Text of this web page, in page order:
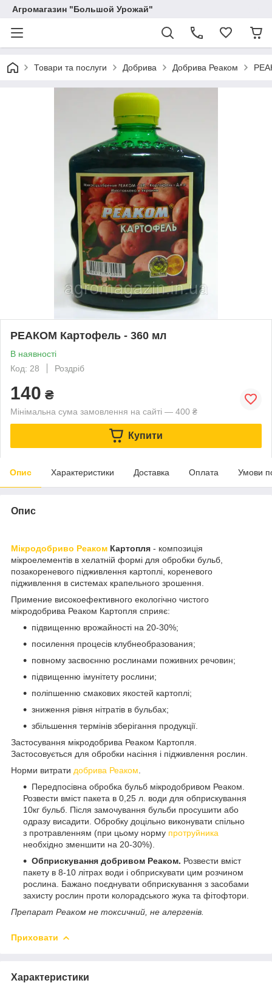
Агромагазин "Большой Урожай"
Товари та послуги Добрива Добрива Реаком
РЕАКОМ Картофель - 360 мл
В наявності
Код: 28
Роздріб
140 ₴
Мінімальна сума замовлення на сайті — 400 ₴
Купити
Опис Характеристики Доставка Оплата Умови
Опис
Мікродобриво Реаком Картопля - композиція
мікроелементів в хелатній формі для обробки бульб,
позакореневого підживлення картоплі, кореневого
підживлення в системах крапельного зрошення.
Примение високоефективного екологічно чистого
мікродобрива Реаком Картопля сприяє:
підвищенню врожайності на 20-30%;
посилення процесів клубнеобразования;
повному засвоєнню рослинами поживних речовин;
підвищенню імунітету рослини;
поліпшенню смакових якостей картоплі;
зниження рівня нітратів в бульбах;
збільшення термінів зберігання продукції.
Застосування мікродобрива Реаком Картопля.
Застосовується для обробки насіння і підживлення рослин.
Норми витрати добрива Реаком
Передпосівна обробка бульб мікродобривом Реаком.
Розвести вміст пакета в 0,25 л. води для обприскування
10кг бульб. Після замочування бульби просушити або
одразу висадити. Обробку доцільно виконувати спільно
з протравленням (при цьому норму протруйника
необхідно зменшити на 20-30%).
Обприскування добривом Реаком. Розвести вміст
пакету в 8-10 літрах води і обприскувати цим розчином
рослина. Бажано поєднувати обприскування з засобами
захисту рослин проти колорадського жука та фітофтори.
Препарат Реаком не токсичний, не алергенів.
Приховати
Характеристики